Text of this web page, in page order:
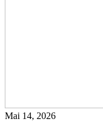
Mai 14, 2026